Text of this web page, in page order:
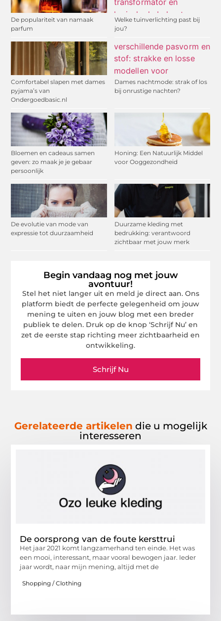
De populariteit van namaak
parfum
Welke tuinverlichting past bij
jou?
Comfortabel slapen met dames
pyjama’s van
Ondergoedbasic.nl
Dames nachtmode: strak of los
bij onrustige nachten?
Bloemen en cadeaus samen
geven: zo maak je je gebaar
persoonlijk
Honing: Een Natuurlijk Middel
voor Ooggezondheid
De evolutie van mode van
expressie tot duurzaamheid
Duurzame kleding met
bedrukking: verantwoord
zichtbaar met jouw merk
Begin vandaag nog met jouw
avontuur!
Stel het niet langer uit en meld je direct aan. Ons
platform biedt de perfecte gelegenheid om jouw
mening te uiten en jouw blog met een breder
publiek te delen. Druk op de knop ‘Schrijf Nu’ en
zet de eerste stap richting meer zichtbaarheid en
ontwikkeling.
Schrijf Nu
Gerelateerde artikelen die u mogelijk
interesseren
De oorsprong van de foute kersttrui
Het jaar 2021 komt langzamerhand ten einde. Het was
een mooi, interessant, maar vooral bewogen jaar. Ieder
jaar wordt, naar mijn mening, altijd met de
Shopping / Clothing